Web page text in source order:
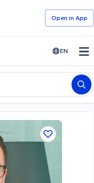
Open in Αpp
EN